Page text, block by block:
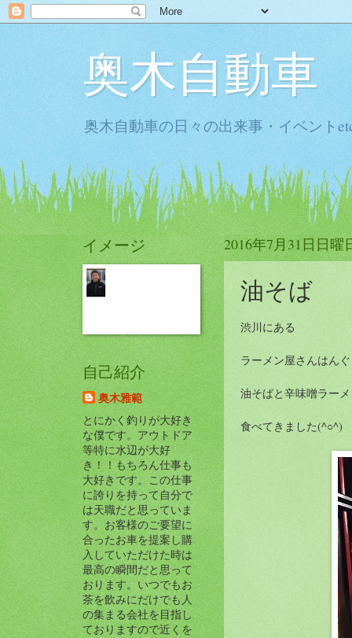
奥木自動車
奥木自動車の日々の出来事・イベント
2016年7月31日日曜
油そば
渋川にある
ラーメン屋さんはん
油そばと辛味噌ラー
食べてきました(^○^)
イメージ
自己紹介
奥木雅範
とにかく釣りが大好き
な僕です。アウトドア
等特に水辺が大好
き！！もちろん仕事も
大好きです。この仕事
に誇りを持って自分で
は天職だと思っていま
す。お客様のご要望に
合ったお車を提案し購
入していただけた時は
最高の瞬間だと思って
おります。いつでもお
茶を飲みにだけでも人
の集まる会社を目指し
ておりますので近くを